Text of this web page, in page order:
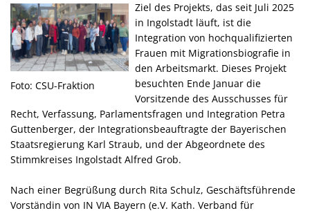
Foto: CSU-Fraktion
Ziel des Projekts, das seit Juli 2025
in Ingolstadt läuft, ist die
Integration von hochqualifizierten
Frauen mit Migrationsbiografie in
den Arbeitsmarkt. Dieses Projekt
besuchten Ende Januar die
Vorsitzende des Ausschusses für
Recht, Verfassung, Parlamentsfragen und Integration Petra
Guttenberger, der Integrationsbeauftragte der Bayerischen
Staatsregierung Karl Straub, und der Abgeordnete des
Stimmkreises Ingolstadt Alfred Grob.
Nach einer Begrüßung durch Rita Schulz, Geschäftsführende
Vorständin von IN VIA Bayern (e.V. Kath. Verband für